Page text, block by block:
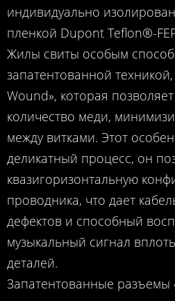
индивидуально
пленкой Dupont Teflon®-
Жилы свиты особым
запатентованной
Wound», которая
количество меди,
между витками. Этот
деликатный процесс, он
квазигоризонтальную
проводника, что дает
дефектов и способный
музыкальный сигнал
деталей.
Запатентованные разъемы